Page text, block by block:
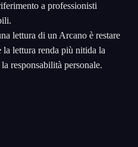
a professionisti
lettura di un Arcano è restare
lettura renda più nitida la
responsabilità personale.